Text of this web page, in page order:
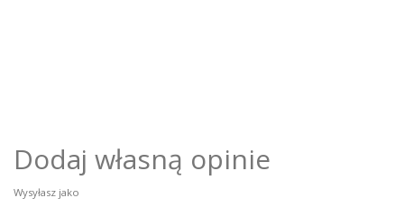
Dodaj własną opinie
Wysyłasz jako